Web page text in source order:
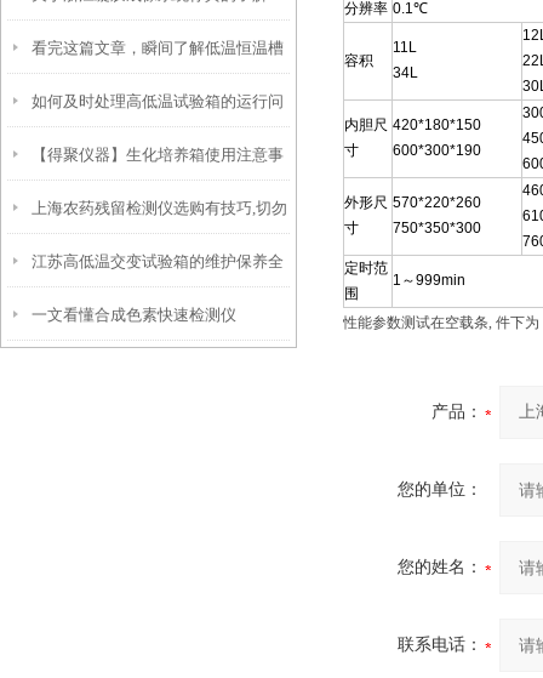
吗？
看完这篇文章，瞬间了解低温恒温槽
了！
如何及时处理高低温试验箱的运行问
题？
【得聚仪器】生化培养箱使用注意事
项
上海农药残留检测仪选购有技巧,切勿
盲目
江苏高低温交变试验箱的维护保养全
攻略：清洁、校准与系统检查要点
一文看懂合成色素快速检测仪
分辨率 0.1℃
容积
11L
34L
内胆尺
寸
420*180*150
600*300*190
外形尺
寸
570*220*260
750*350*300
定时范
围
1～999min
性能参数测试在空载条, 件下
产品：
您的单位：
您的姓名：
联系电话：